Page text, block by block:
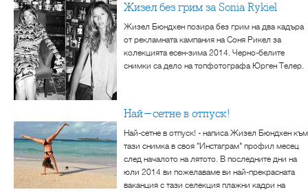
Жизел без грим за Sonia Rykiel
Жизел Бюндхен позира без грим на два кадъра
от рекламната кампания на Соня Рикел за
колекцията есен-зима 2014. Черно-белите
снимки са дело на топфотографа Юрген Телер.
Най-сетне в отпуск!
Най-сетне в отпуск! - написа Жизел Бюндхен към
тази снимка в своя "Инстаграм" профил месец
след началото на лятото. В последните дни на
юли 2014 ви пожелаваме ви най-прекрасната
ваканция с тази селекция плажни кадри на